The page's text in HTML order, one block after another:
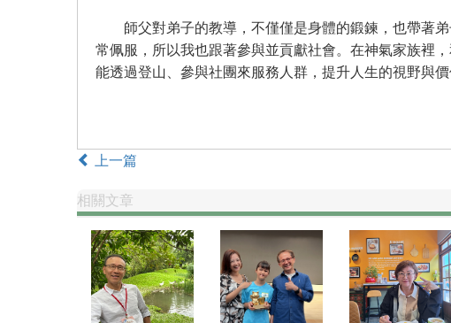
師父對弟子的教導，不僅僅是身體的鍛鍊，也帶著弟
常佩服，所以我也跟著參與並貢獻社會。在神氣家族裡
能透過登山、參與社團來服務人群，提升人生的視野與
上一篇
相關文章